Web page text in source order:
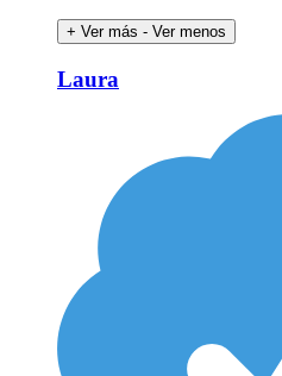
+ Ver más - Ver menos
Laura